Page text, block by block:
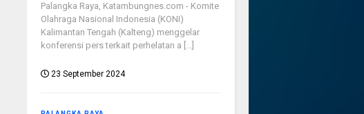
Palangka Raya, Katambungnes.com - Komite
Olahraga Nasional Indonesia (KONI)
Kalimantan Tengah (Kalteng) menggelar
konferensi pers terkait perhelatan a [...]
23 September 2024